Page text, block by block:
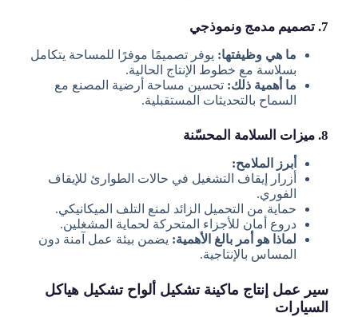
7. تصميم مدمج ونموذجي
ما هي وظيفتها: يوفر تصميمًا موفرًا للمساحة يتكامل
بسلاسة مع خطوط الإنتاج الحالية.
ما أهمية ذلك: تحسين مساحة أرضية المصنع مع
السماح بالتحديثات المستقبلية.
8. ميزات السلامة المحسّنة
أبرز الملامح:
أزرار إيقاف التشغيل في حالات الطوارئ للإيقاف
الفوري.
حماية من التحميل الزائد لمنع التلف الميكانيكي.
دروع أمان للأجزاء المتحركة لحماية المشغلين.
لماذا هو أمر بالغ الأهمية: يضمن بيئة عمل آمنة دون
المساس بالإنتاجية.
سير عمل إنتاج ماكينة تشكيل ألواح تشكيل هياكل
السيارات